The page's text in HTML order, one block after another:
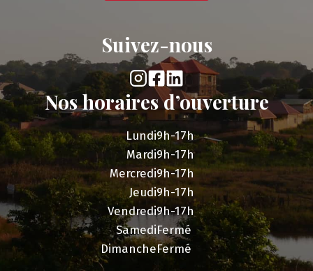
Suivez-nous
Nos horaires d’ouverture
Lundi
Mardi
Mercredi
Jeudi
Vendredi
Samedi
Dimanche
9h-17h
9h-17h
9h-17h
9h-17h
9h-17h
Fermé
Fermé